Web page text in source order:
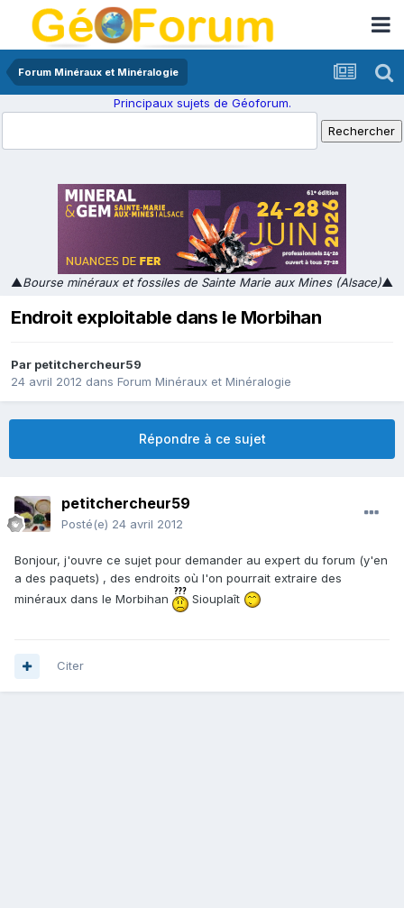
Forum Minéraux et Minéralogie
Principaux sujets de Géoforum.
▲Bourse minéraux et fossiles de Sainte Marie aux Mines (Alsace)▲
Endroit exploitable dans le Morbihan
Par petitchercheur59
24 avril 2012 dans Forum Minéraux et Minéralogie
Répondre à ce sujet
petitchercheur59
Posté(e) 24 avril 2012
Bonjour, j'ouvre ce sujet pour demander au expert du forum (y'en
a des paquets) , des endroits où l'on pourrait extraire des
minéraux dans le Morbihan
Siouplaît
Citer